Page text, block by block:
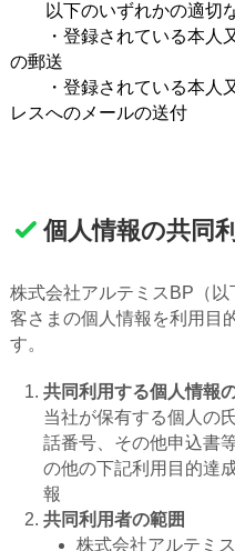
以下のいずれかの適切な
・登録されている本人又
の郵送
・登録されている本人又
レスへのメールの送付
個人情報の共同
株式会社アルテミスBP（
客さまの個人情報を利用目
す。
共同利用する個人情報
当社が保有する個人の
話番号、その他申込書
の他の下記利用目的達
報
共同利用者の範囲
株式会社アルテミ